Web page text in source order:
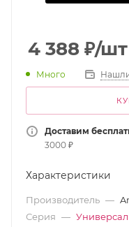
4 388 ₽/шт
Много
Доставим
3000 ₽
Характеристики
Производитель —
Серия —